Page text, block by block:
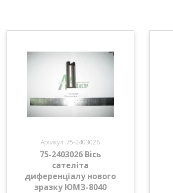
Артикул: 75-2403026
75-2403026 Вісь
сателіта
диференціалу нового
зразку ЮМЗ-8040